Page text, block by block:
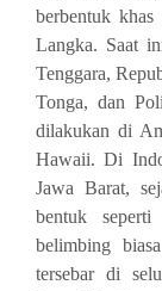
berbentuk
Langka. Saat
Tenggara,
Tonga, dan
dilakukan di
Hawaii. Di
Jawa Barat,
bentuk
belimbing
tersebar di